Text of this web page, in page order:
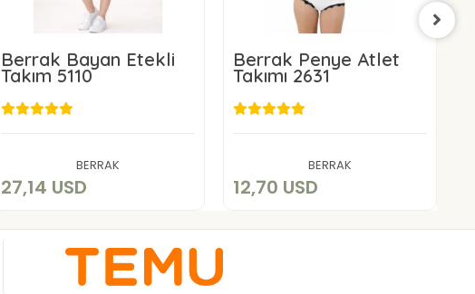
Berrak Bayan Etekli
Takım 5110
BERRAK
27,14 USD
Sepete Ekle
Berrak Penye Atlet
Takımı 2631
BERRAK
12,70 USD
Sepete Ekle